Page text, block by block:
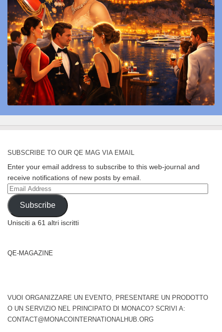
SUBSCRIBE TO OUR QE MAG VIA EMAIL
Enter your email address to subscribe to this web-journal and
receive notifications of new posts by email.
Email
Address
Subscribe
Unisciti a 61 altri iscritti
QE-MAGAZINE
VUOI ORGANIZZARE UN EVENTO, PRESENTARE UN PRODOTTO
O UN SERVIZIO NEL PRINCIPATO DI MONACO? SCRIVI A:
CONTACT@MONACOINTERNATIONALHUB.ORG